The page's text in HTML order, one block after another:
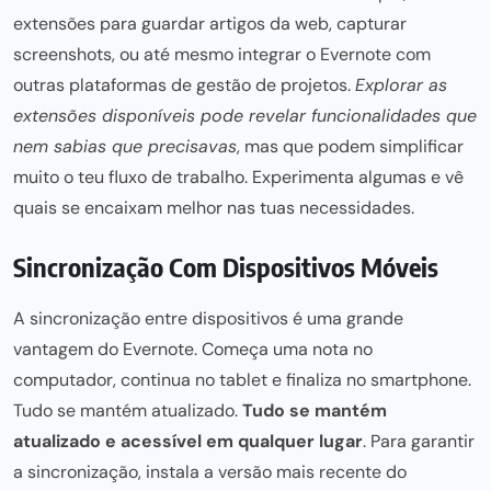
extensões para guardar artigos da web, capturar
screenshots, ou até mesmo integrar o Evernote com
outras plataformas degestão de projetos.Explorar as
extensões disponíveis pode revelar funcionalidades que
nem sabias que precisavas, mas que podem simplificar
muito o teu fluxo de trabalho. Experimenta algumas e vê
quais se encaixam melhor nas tuas necessidades.
Sincronização Com Dispositivos Móveis
A sincronização entre dispositivos é uma grande
vantagem do Evernote. Começa uma nota no
computador, continua no tablet e finaliza no smartphone.
Tudo se mantém atualizado.Tudo se mantém
atualizado e acessível em qualquer lugar. Para garantir
a sincronização, instala a versão mais recente do